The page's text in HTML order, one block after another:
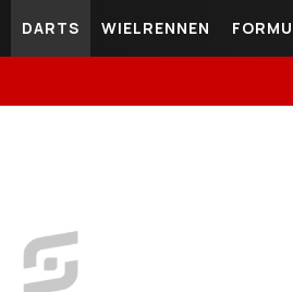
DARTS WIELRENNEN